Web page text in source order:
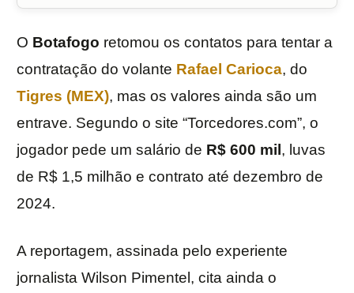
O Botafogo retomou os contatos para tentar a
contratação do volante Rafael Carioca, do
Tigres (MEX), mas os valores ainda são um
entrave. Segundo o site “Torcedores.com”, o
jogador pede um salário de R$ 600 mil, luvas
de R$ 1,5 milhão e contrato até dezembro de
2024.
A reportagem, assinada pelo experiente
jornalista Wilson Pimentel, cita ainda o